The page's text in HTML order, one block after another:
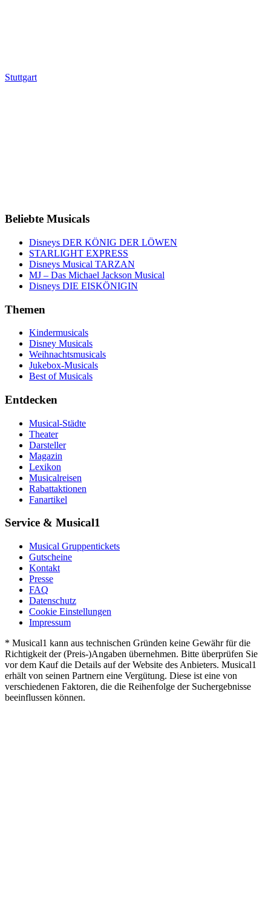
Stuttgart
Beliebte Musicals
Disneys DER KÖNIG DER LÖWEN
STARLIGHT EXPRESS
Disneys Musical TARZAN
MJ – Das Michael Jackson Musical
Disneys DIE EISKÖNIGIN
Themen
Kindermusicals
Disney Musicals
Weihnachtsmusicals
Jukebox-Musicals
Best of Musicals
Entdecken
Musical-Städte
Theater
Darsteller
Magazin
Lexikon
Musicalreisen
Rabattaktionen
Fanartikel
Service & Musical1
Musical Gruppentickets
Gutscheine
Kontakt
Presse
FAQ
Datenschutz
Cookie Einstellungen
Impressum
* Musical1 kann aus technischen Gründen keine Gewähr für die
Richtigkeit der (Preis-)Angaben übernehmen. Bitte überprüfen Sie
vor dem Kauf die Details auf der Website des Anbieters. Musical1
erhält von seinen Partnern eine Vergütung. Diese ist eine von
verschiedenen Faktoren, die die Reihenfolge der Suchergebnisse
beeinflussen können.